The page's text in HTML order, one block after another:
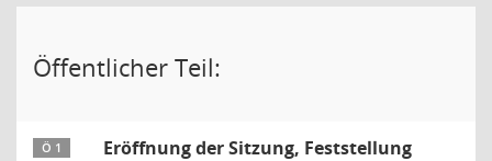
Öffentlicher Teil:
Ö 1
Eröffnung der Sitzung, Feststellung